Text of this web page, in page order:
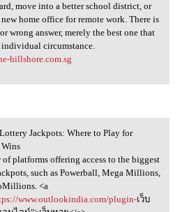
move into a better school district, or
home office for remote work. There is
wrong answer, merely the best one that
circumstance.
hillshore.com.sg
Jackpots:
Jackpots: Where to Play for
of platforms offering access to the biggest
such as Powerball, Mega Millions,
<a
www.outlookindia.com/plugin-เว็บ